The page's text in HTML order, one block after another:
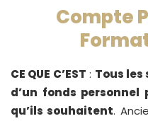
Compte
CE QUE C’EST : Tous
d’un fonds
qu’ils souhaitent.